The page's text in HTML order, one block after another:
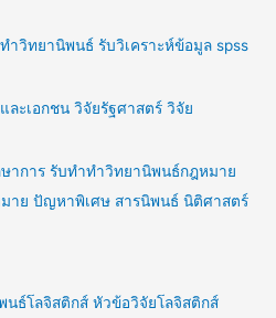
ำวิทยานิพนธ์ รับวิเคราะห์ข้อมูล spss
ละเอกชน วิจัยรัฐศาสตร์ วิจัย
าการ รับทำทำวิทยานิพนธ์กฎหมาย
าย ปัญหาพิเศษ สารนิพนธ์ นิติศาสตร์
ธ์โลจิสติกส์ หัวข้อวิจัยโลจิสติกส์